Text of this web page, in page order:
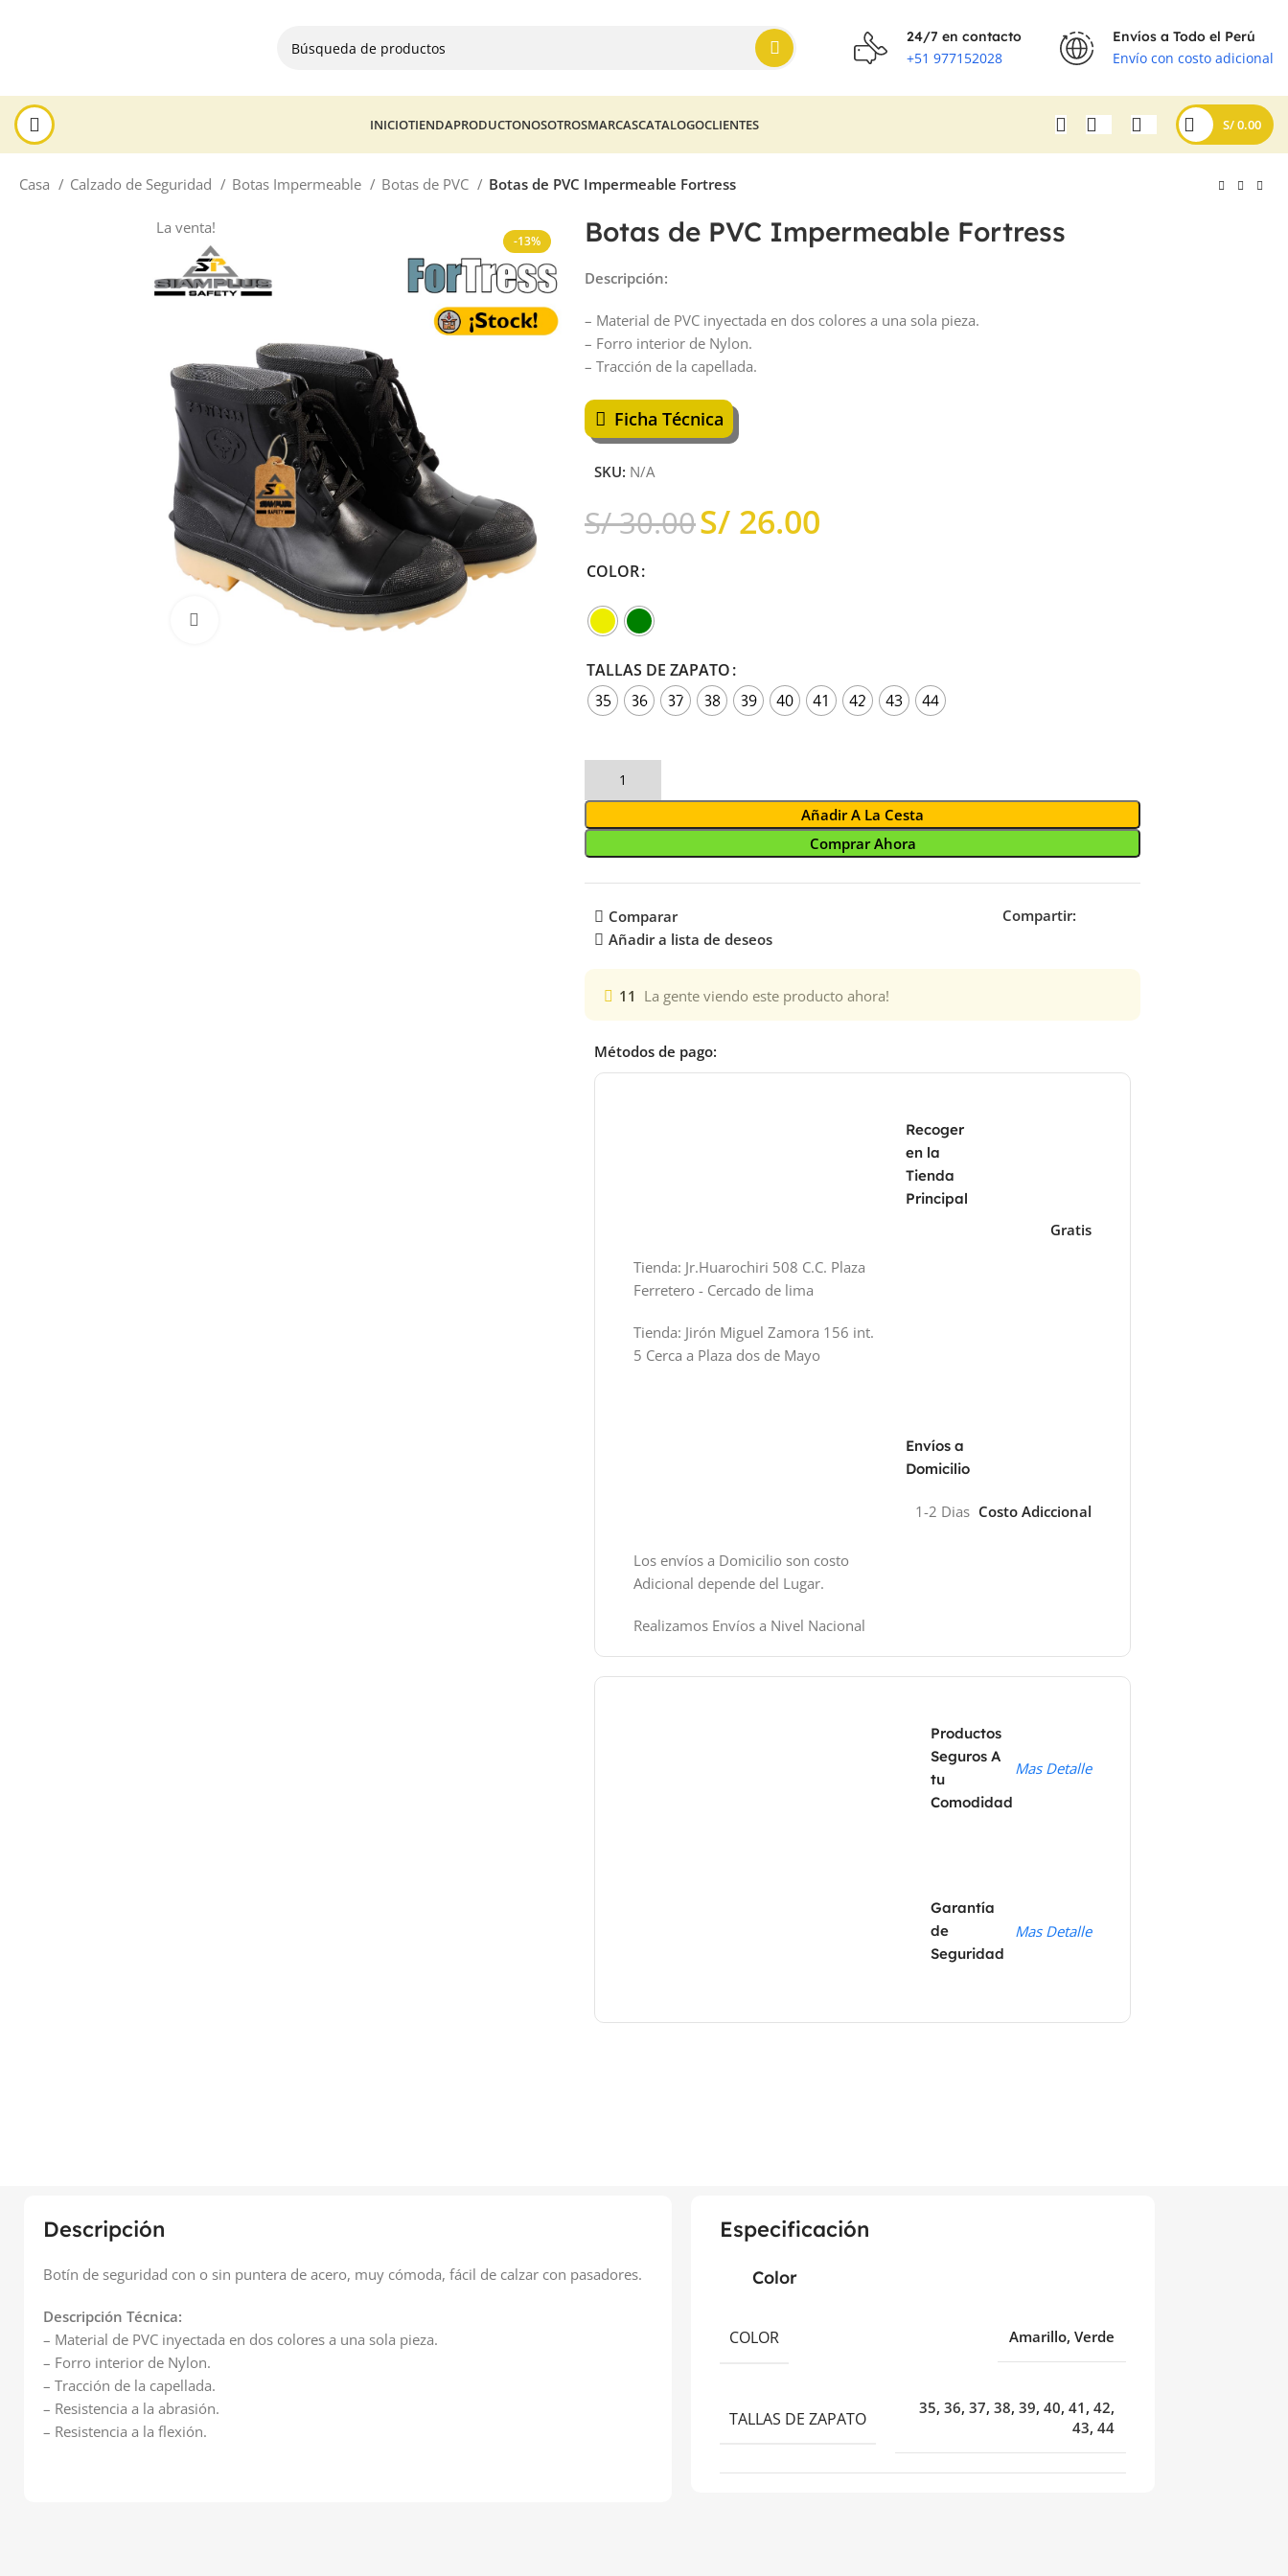
24/7 en contacto
+51 977152028
Envíos a Todo el Perú
Envío con costo adicional
INICIOTIENDAPRODUCTONOSOTROSMARCASCATALOGOCLIENTES S/0.00
Casa Calzado de Seguridad Botas Impermeable Botas de PVC Botas de PVC Impermeable Fortress
-13%
La venta!
Haga Click para agrandar
Botas de PVC Impermeable Fortress
Descripción:
– Material de PVC inyectada en dos colores a una sola pieza.
– Forro interior de Nylon.
– Tracción de la capellada.
Ficha Técnica
SKU: N/A
S/30.00S/ 26.00
COLOR
TALLAS DE ZAPATO
35
36 37 38 39 40 41 42 43 44
Añadir A La Cesta
Comprar Ahora
Comparar
Añadir a lista de deseos
Compartir:
11 La gente viendo este producto ahora!
Métodos de pago:
Recoger
en la
Tienda
Principal
Tienda: Jr.Huarochiri 508 C.C. Plaza
Ferretero - Cercado de lima
Tienda: Jirón Miguel Zamora 156 int.
5 Cerca a Plaza dos de Mayo
Gratis
Envíos a
Domicilio
Los envíos a Domicilio son costo
Adicional depende del Lugar.
Realizamos Envíos a Nivel Nacional
1-2 Dias Costo Adiccional
Productos
Seguros A
tu
Comodidad
Mas Detalle
Garantía
de
Seguridad
Mas Detalle
Descripción
Botín de seguridad con o sin puntera de acero, muy cómoda, fácil de calzar con pasadores.
Descripción Técnica:
– Material de PVC inyectada en dos colores a una sola pieza.
– Forro interior de Nylon.
– Tracción de la capellada.
– Resistencia a la abrasión.
– Resistencia a la flexión.
Especificación
Color
COLOR Amarillo, Verde
TALLAS DE ZAPATO
35, 36, 37, 38, 39, 40, 41 , 42,
43, 44